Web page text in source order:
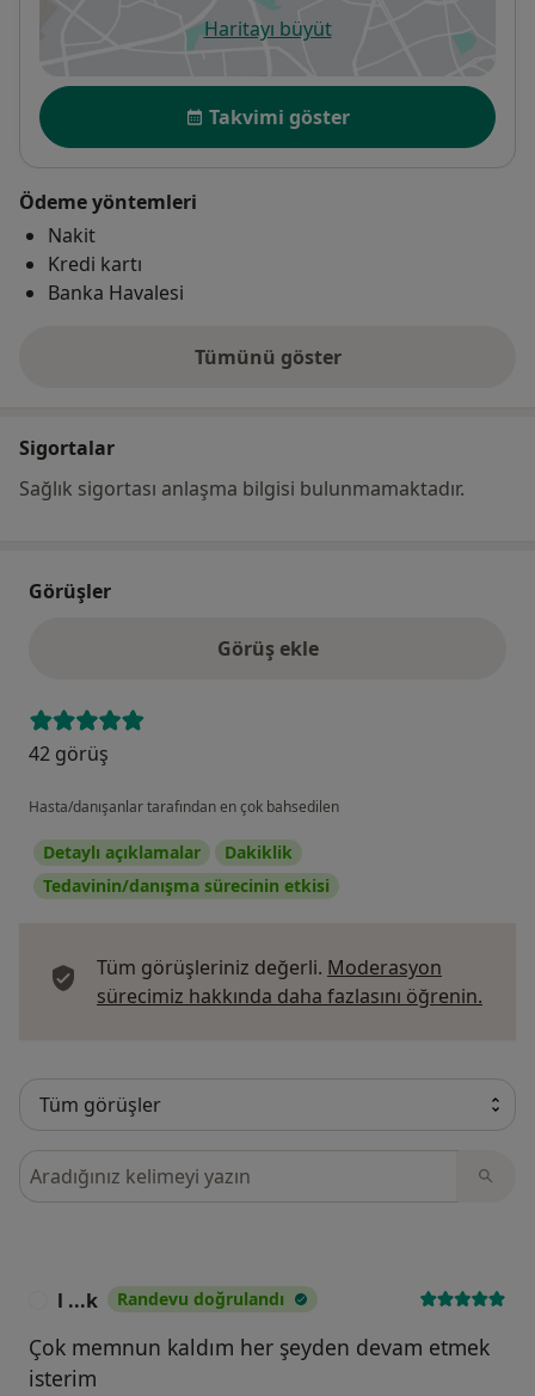
Haritayı büyütyeni bir sekmede açılır
Uygunluk
Takvimi göster
Ödeme yöntemleri
Nakit
Kredi kartı
Banka Havalesi
Tümünü göster
adres hakkında
Sigortalar
Sağlık sigortası anlaşma bilgisi bulunmamaktadır.
Görüşler
Görüş ekle
42 görüş
Hasta/danışanlar tarafından en çok bahsedilen
Detaylı açıklamalar
Dakiklik
Tedavinin/danışma sürecinin etkisi
Tüm görüşleriniz değerli. Moderasyon
sürecimiz hakkında daha fazlasını öğrenin.
Görüşler içerisinde ara
l ...k Randevu doğrulandı
Çok memnun kaldım her şeyden devam etmek
isterim